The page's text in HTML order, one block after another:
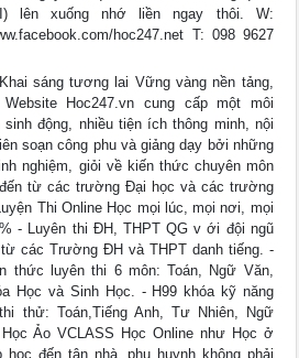
lên xuống nhớ liền ngay thôi. W:
hoc247.net T: 098 9627
sáng tương lai Vững vàng nền tảng,
Hoc247.vn cung cấp một môi
động, nhiều tiện ích thông minh, nội
soạn công phu và giảng dạy bởi những
nghiệm, giỏi về kiến thức chuyên môn
từ các trường Đại học và các trường
Thi Online Học mọi lúc, mọi nơi, mọi
- Luyên thi ĐH, THPT QG v ới đội ngũ
các Trường ĐH và THPT danh tiếng. -
thức luyên thi 6 môn: Toán, Ngữ Văn,
Học và Sinh Học. - H99 khóa kỹ năng
thử: Toán,Tiếng Anh, Tư Nhiên, Ngữ
Ảo VCLASS Học Online như Học ở
đến tận nhà, phụ huynh không phải